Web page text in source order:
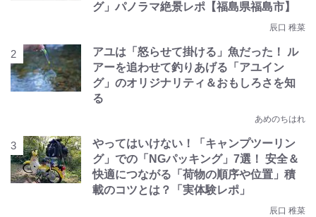
グ」パノラマ絶景レポ【福島県福島市】
辰口 稚菜
アユは「怒らせて掛ける」魚だった！ ル
アーを追わせて釣りあげる「アユイン
グ」のオリジナリティ＆おもしろさを知
る
あめのちはれ
やってはいけない！「キャンプツーリン
グ」での「NGパッキング」7選！ 安全＆
快適につながる「荷物の順序や位置」積
載のコツとは？「実体験レポ」
辰口 稚菜